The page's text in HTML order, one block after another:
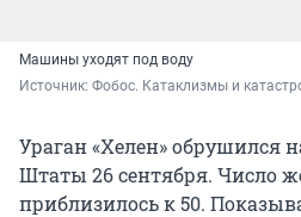
Машины уходят под воду
Источник: Фобос. Катаклизмы и
Ураган «Хелен» обрушился
Штаты 26 сентября. Число
приблизилось к 50.